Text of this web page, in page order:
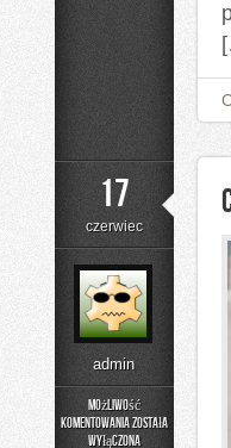
17
czerwiec
admin
Możliwość
komentowania
Czytelnicze
została
wyłączona